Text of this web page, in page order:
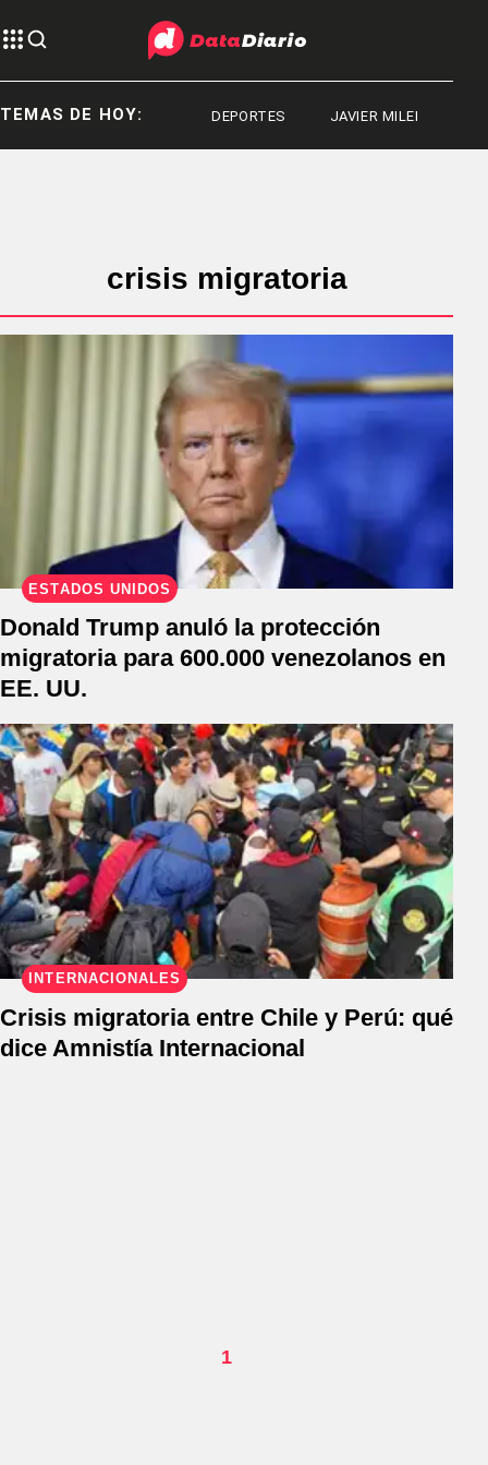
TEMAS DE HOY: DEPORTES JAVIER MILEI
crisis migratoria
ESTADOS UNIDOS
Donald Trump anuló la protección
migratoria para 600.000 venezolanos en
EE. UU.
INTERNACIONALES
Crisis migratoria entre Chile y Perú: qué
dice Amnistía Internacional
1